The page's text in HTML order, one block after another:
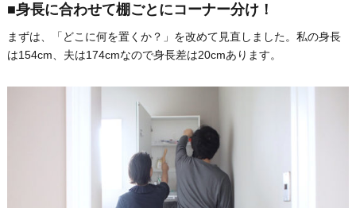
■身長に合わせて棚ごとにコーナー分け！
まずは、「どこに何を置くか？」を改めて見直しました。私の身長
は154cm、夫は174cmなので身長差は20cmあります。